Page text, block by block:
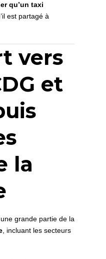
qu’un taxi
est partagé à
vers
et
la
grande partie de la
, incluant les secteurs